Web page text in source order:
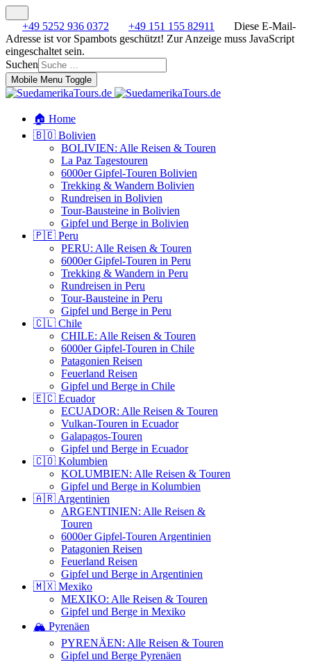
+49 5252 936 0372 +49 151 155 82911
Diese E-Mail-
Adresse ist vor Spambots geschützt! Zur Anzeige muss JavaScript
eingeschaltet sein.
Suchen
Mobile Menu Toggle
🏠 Home
🇧🇴 Bolivien
BOLIVIEN: Alle Reisen & Touren
La Paz Tagestouren
6000er Gipfel-Touren Bolivien
Trekking & Wandern Bolivien
Rundreisen in Bolivien
Tour-Bausteine in Bolivien
Gipfel und Berge in Bolivien
🇵🇪 Peru
PERU: Alle Reisen & Touren
6000er Gipfel-Touren in Peru
Trekking & Wandern in Peru
Rundreisen in Peru
Tour-Bausteine in Peru
Gipfel und Berge in Peru
🇨🇱 Chile
CHILE: Alle Reisen & Touren
6000er Gipfel-Touren in Chile
Patagonien Reisen
Feuerland Reisen
Gipfel und Berge in Chile
🇪🇨 Ecuador
ECUADOR: Alle Reisen & Touren
Vulkan-Touren in Ecuador
Galapagos-Touren
Gipfel und Berge in Ecuador
🇨🇴 Kolumbien
KOLUMBIEN: Alle Reisen & Touren
Gipfel und Berge in Kolumbien
🇦🇷 Argentinien
ARGENTINIEN: Alle Reisen &
Touren
6000er Gipfel-Touren Argentinien
Patagonien Reisen
Feuerland Reisen
Gipfel und Berge in Argentinien
🇲🇽 Mexiko
MEXIKO: Alle Reisen & Touren
Gipfel und Berge in Mexiko
🏔️ Pyrenäen
PYRENÄEN: Alle Reisen & Touren
Gipfel und Berge Pyrenäen